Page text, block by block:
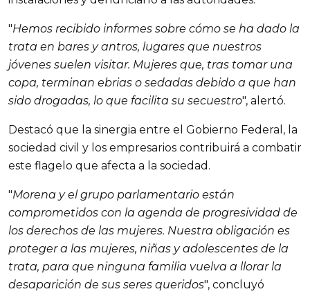
"Hemos recibido informes sobre cómo se ha dado la
trata en bares y antros, lugares que nuestros
jóvenes suelen visitar. Mujeres que, tras tomar una
copa, terminan ebrias o sedadas debido a que han
sido drogadas, lo que facilita su secuestro", alertó.
Destacó que la sinergia entre el Gobierno Federal, la
sociedad civil y los empresarios contribuirá a combatir
este flagelo que afecta a la sociedad.
"Morena y el grupo parlamentario están
comprometidos con la agenda de progresividad de
los derechos de las mujeres. Nuestra obligación es
proteger a las mujeres, niñas y adolescentes de la
trata, para que ninguna familia vuelva a llorar la
desaparición de sus seres queridos", concluyó